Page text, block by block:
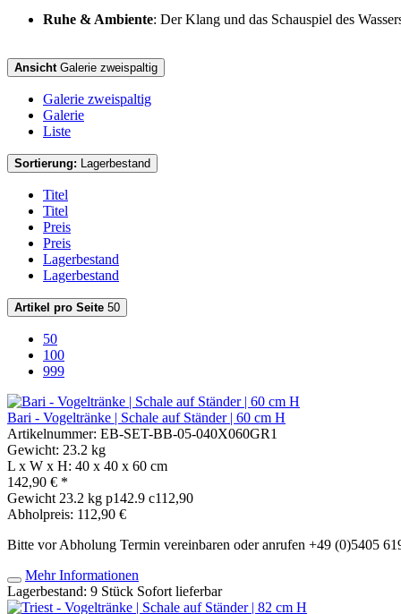
Ruhe & Ambiente: Der Klang und das Schauspiel des
Ansicht Galerie zweispaltig
Galerie zweispaltig
Galerie
Liste
Sortierung: Lagerbestand
Titel
Titel
Preis
Preis
Lagerbestand
Lagerbestand
Artikel pro Seite 50
50
100
999
Bari - Vogeltränke | Schale auf Ständer | 60 cm H
Artikelnummer: EB-SET-BB-05-040X060GR1
Gewicht: 23.2 kg
L x W x H: 40 x 40 x 60 cm
142,90 € *
Gewicht 23.2 kg p142.9 c112,90
Abholpreis: 112,90 €
Bitte vor Abholung Termin vereinbaren oder anrufen +49 (0)5405
Mehr Informationen
Lagerbestand: 9 Stück Sofort lieferbar